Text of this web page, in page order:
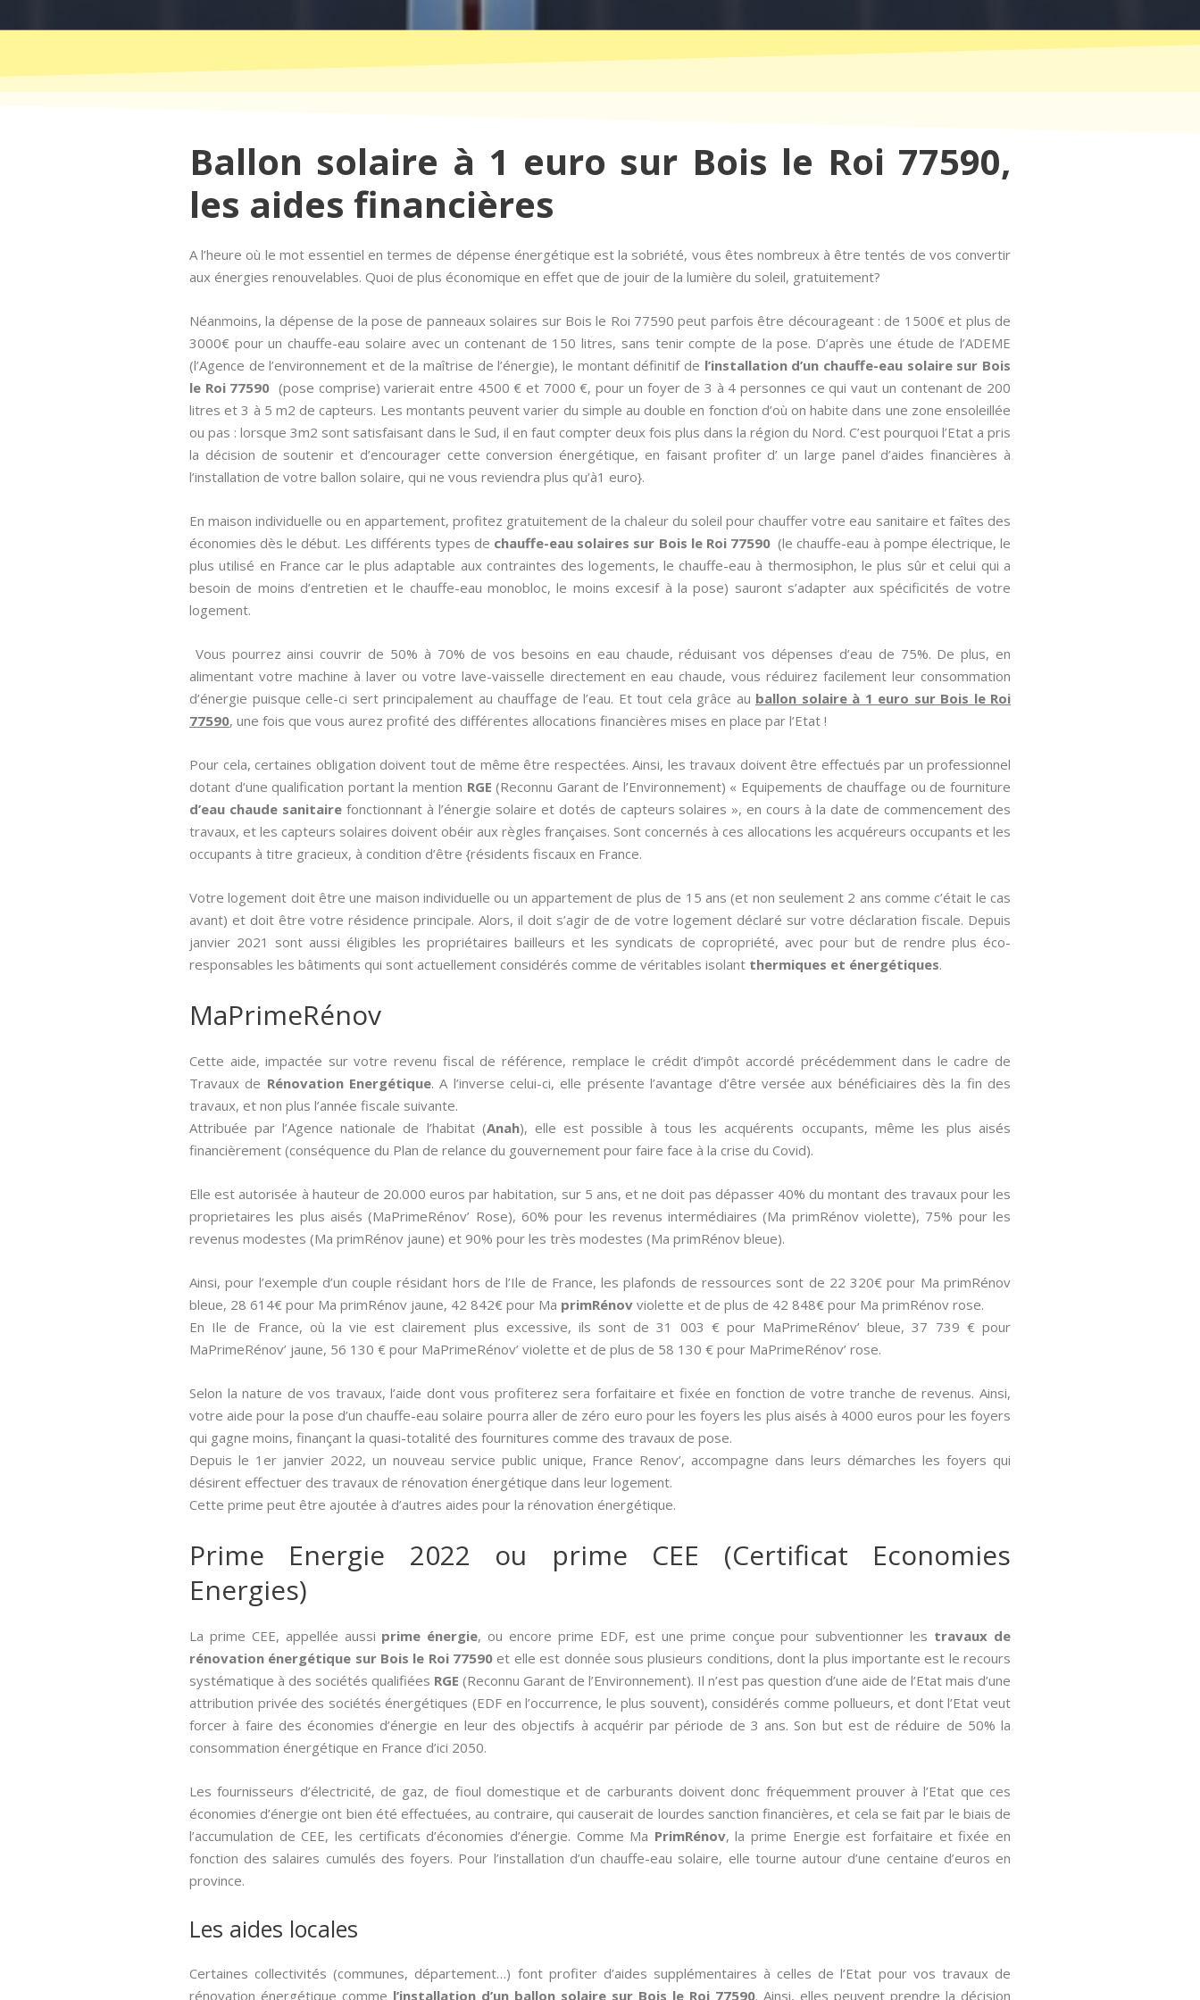
Ballon solaire à 1 euro sur Bois le Roi 77590,
les aides financières
A l’heure où le mot essentiel en termes de dépense énergétique est la sobriété, vous êtes nombreux à être tentés de vos convertir
aux énergies renouvelables. Quoi de plus économique en effet que de jouir de la lumière du soleil, gratuitement?
Néanmoins, la dépense de la pose de panneaux solaires sur Bois le Roi 77590 peut parfois être décourageant : de 1500€ et plus de
3000€ pour un chauffe-eau solaire avec un contenant de 150 litres, sans tenir compte de la pose. D’après une étude de l’ADEME
(l’Agence de l’environnement et de la maîtrise de l’énergie), le montant définitif de l’installation d’un chauffe-eau solaire sur Bois
le Roi 77590 (pose comprise) varierait entre 4500 € et 7000 €, pour un foyer de 3 à 4 personnes ce qui vaut un contenant de 200
litres et 3 à 5 m2 de capteurs. Les montants peuvent varier du simple au double en fonction d’où on habite dans une zone ensoleillée
ou pas : lorsque 3m2 sont satisfaisant dans le Sud, il en faut compter deux fois plus dans la région du Nord. C’est pourquoi l’Etat a pris
la décision de soutenir et d’encourager cette conversion énergétique, en faisant profiter d’ un large panel d’aides financières à
l’installation de votre ballon solaire, qui ne vous reviendra plus qu’à1 euro}.
En maison individuelle ou en appartement, profitez gratuitement de la chaleur du soleil pour chauffer votre eau sanitaire et faîtes des
économies dès le début. Les différents types de chauffe-eau solaires sur Bois le Roi 77590 (le chauffe-eau à pompe électrique, le
plus utilisé en France car le plus adaptable aux contraintes des logements, le chauffe-eau à thermosiphon, le plus sûr et celui qui a
besoin de moins d’entretien et le chauffe-eau monobloc, le moins excesif à la pose) sauront s’adapter aux spécificités de votre
logement.
Vous pourrez ainsi couvrir de 50% à 70% de vos besoins en eau chaude, réduisant vos dépenses d’eau de 75%. De plus, en
alimentant votre machine à laver ou votre lave-vaisselle directement en eau chaude, vous réduirez facilement leur consommation
d’énergie puisque celle-ci sert principalement au chauffage de l’eau. Et tout cela grâce au ballon solaire à 1 euro sur Bois le Roi
77590, une fois que vous aurez profité des différentes allocations financières mises en place par l’Etat !
Pour cela, certaines obligation doivent tout de même être respectées. Ainsi, les travaux doivent être effectués par un professionnel
dotant d’une qualification portant la mention RGE(Reconnu Garant de l’Environnement) « Equipements de chauffage ou de fourniture
d’eau chaude sanitairefonctionnant à l’énergie solaire et dotés de capteurs solaires », en cours à la date de commencement des
travaux, et les capteurs solaires doivent obéir aux règles françaises. Sont concernés à ces allocations les acquéreurs occupants et les
occupants à titre gracieux, à condition d’être {résidents fiscaux en France.
Votre logement doit être une maison individuelle ou un appartement de plus de 15 ans (et non seulement 2 ans comme c’était le cas
avant) et doit être votre résidence principale. Alors, il doit s’agir de de votre logement déclaré sur votre déclaration fiscale. Depuis
janvier 2021 sont aussi éligibles les propriétaires bailleurs et les syndicats de copropriété, avec pour but de rendre plus éco-
responsables les bâtiments qui sont actuellement considérés comme de véritables isolant thermiques et énergétiques.
MaPrimeRénov
Cette aide, impactée sur votre revenu fiscal de référence, remplace le crédit d’impôt accordé précédemment dans le cadre de
Travaux de Rénovation Energétique. A l’inverse celui-ci, elle présente l’avantage d’être versée aux bénéficiaires dès la fin des
travaux, et non plus l’année fiscale suivante.
Attribuée par l’Agence nationale de l’habitat (Anah), elle est possible à tous les acquérents occupants, même les plus aisés
financièrement (conséquence du Plan de relance du gouvernement pour faire face à la crise du Covid).
Elle est autorisée à hauteur de 20.000 euros par habitation, sur 5 ans, et ne doit pas dépasser 40% du montant des travaux pour les
proprietaires les plus aisés (MaPrimeRénov’ Rose), 60% pour les revenus intermédiaires (Ma primRénov violette), 75% pour les
revenus modestes (Ma primRénov jaune) et 90% pour les très modestes (Ma primRénov bleue).
Ainsi, pour l’exemple d’un couple résidant hors de l’Ile de France, les plafonds de ressources sont de 22 320€ pour Ma primRénov
bleue, 28 614€ pour Ma primRénov jaune, 42 842€ pour Ma primRénov violette et de plus de 42 848€ pour Ma primRénov rose.
En Ile de France, où la vie est clairement plus excessive, ils sont de 31 003 € pour MaPrimeRénov’ bleue, 37 739 € pour
MaPrimeRénov’ jaune, 56 130 € pour MaPrimeRénov’ violette et de plus de 58 130 € pour MaPrimeRénov’ rose.
Selon la nature de vos travaux, l’aide dont vous profiterez sera forfaitaire et fixée en fonction de votre tranche de revenus. Ainsi,
votre aide pour la pose d’un chauffe-eau solaire pourra aller de zéro euro pour les foyers les plus aisés à 4000 euros pour les foyers
qui gagne moins, finançant la quasi-totalité des fournitures comme des travaux de pose.
Depuis le 1er janvier 2022, un nouveau service public unique, France Renov’, accompagne dans leurs démarches les foyers qui
désirent effectuer des travaux de rénovation énergétique dans leur logement.
Cette prime peut être ajoutée à d’autres aides pour la rénovation énergétique.
Prime Energie 2022 ou prime CEE (Certificat Economies
Energies)
La prime CEE, appellée aussi­ prime énergie, ou encore prime EDF, est une prime conçue pour subventionner les travaux de
rénovation énergétique sur Bois le Roi 77590 et elle est donnée sous plusieurs conditions, dont la plus importante est le recours
systématique à des sociétés qualifiées RGE (Reconnu Garant de l’Environnement). Il n’est pas question d’une aide de l’Etat mais d’une
attribution privée des sociétés énergétiques (EDF en l’occurrence, le plus souvent), considérés comme pollueurs, et dont l’Etat veut
forcer à faire des économies d’énergie en leur des objectifs à acquérir par période de 3 ans. Son but est de réduire de 50% la
consommation énergétique en France d’ici 2050.
Les fournisseurs d’électricité, de gaz, de fioul domestique et de carburants doivent donc fréquemment prouver à l’Etat que ces
économies d’énergie ont bien été effectuées, au contraire, qui causerait de lourdes sanction financières, et cela se fait par le biais de
l’accumulation de CEE, les certificats d’économies d’énergie. Comme Ma PrimRénov, la prime Energie est forfaitaire et fixée en
fonction des salaires cumulés des foyers. Pour l’installation d’un chauffe-eau solaire, elle tourne autour d’une centaine d’euros en
province.
Les aides locales
Certaines collectivités (communes, département…) font profiter d’aides supplémentaires à celles de l’Etat pour vos travaux de
rénovation énergétique comme l’installation d’un ballon solaire sur Bois le Roi 77590. Ainsi, elles peuvent prendre la décision